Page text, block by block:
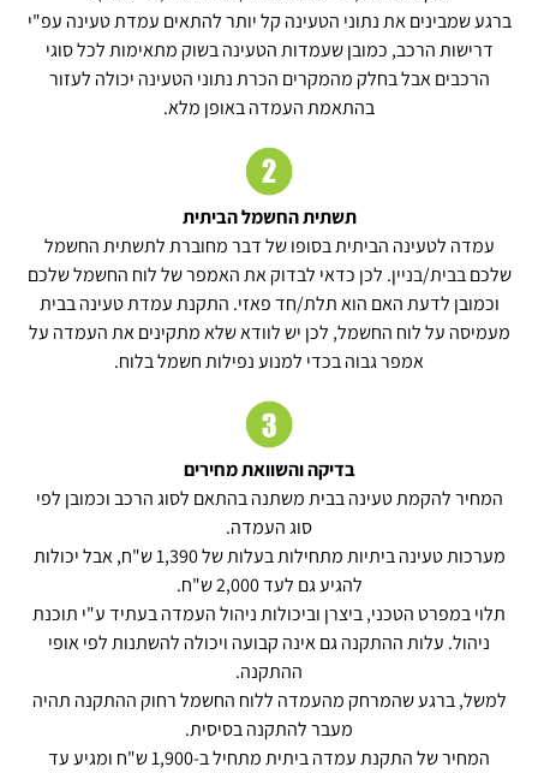
ברגע שמבינים את נתוני הטעינה קל יותר להתאים עמדת טעינה עפ"י
דרישות הרכב, כמובן שעמדות הטעינה בשוק מתאימות לכל סוגי
הרכבים אבל בחלק מהמקרים הכרת נתוני הטעינה יכולה לעזור
בהתאמת העמדה באופן מלא.
תשתית החשמל הביתית
עמדה לטעינה הביתית בסופו של דבר מחוברת לתשתית החשמל
שלכם בבית/בניין. לכן כדאי לבדוק את האמפר של לוח החשמל שלכם
וכמובן לדעת האם הוא תלת/חד פאזי. התקנת עמדת טעינה בבית
מעמיסה על לוח החשמל, לכן יש לוודא שלא מתקינים את העמדה על
אמפר גבוה בכדי למנוע נפילות חשמל בלוח.
בדיקה והשוואת מחירים
המחיר להקמת טעינה בבית משתנה בהתאם לסוג הרכב וכמובן לפי
סוג העמדה.
מערכות טעינה ביתיות מתחילות בעלות של 1,390 ש"ח, אבל יכולות
להגיע גם לעד 2,000 ש"ח.
תלוי במפרט הטכני, ביצרן וביכולות ניהול העמדה בעתיד ע"י תוכנת
ניהול. עלות ההתקנה גם אינה קבועה ויכולה להשתנות לפי אופי
ההתקנה.
למשל, ברגע שהמרחק מהעמדה ללוח החשמל רחוק ההתקנה תהיה
מעבר להתקנה בסיסית.
המחיר של התקנת עמדה ביתית מתחיל ב-1,900 ש"ח ומגיע עד